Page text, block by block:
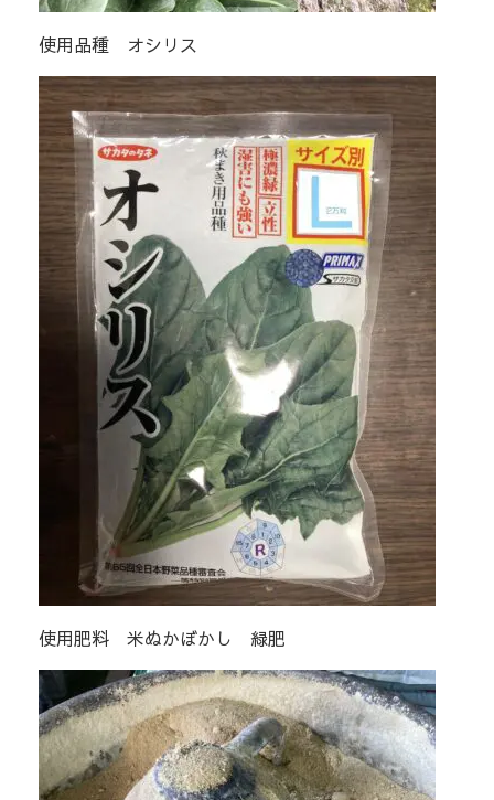
使用品種 オシリス
使用肥料 米ぬかぼかし 緑肥